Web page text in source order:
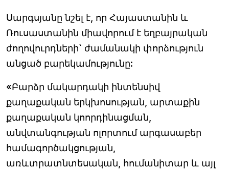
Սարգսյանը նշել է, որ Հայաստանին և
Ռուսաստանին միավորում է եղբայրական
ժողովուրդների` ժամանակի փորձություն
անցած բարեկամությունը:
«Բարձր մակարդակի ինտենսիվ
քաղաքական երկխոսության, արտաքին
քաղաքական կոորդինացման,
անվտանգության ոլորտում արգասաբեր
համագործակցության,
առևտրատնտեսական, հումանիտար և այլ